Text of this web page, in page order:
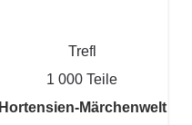
Trefl
1 000 Teile
Hortensien-Märchenwelt